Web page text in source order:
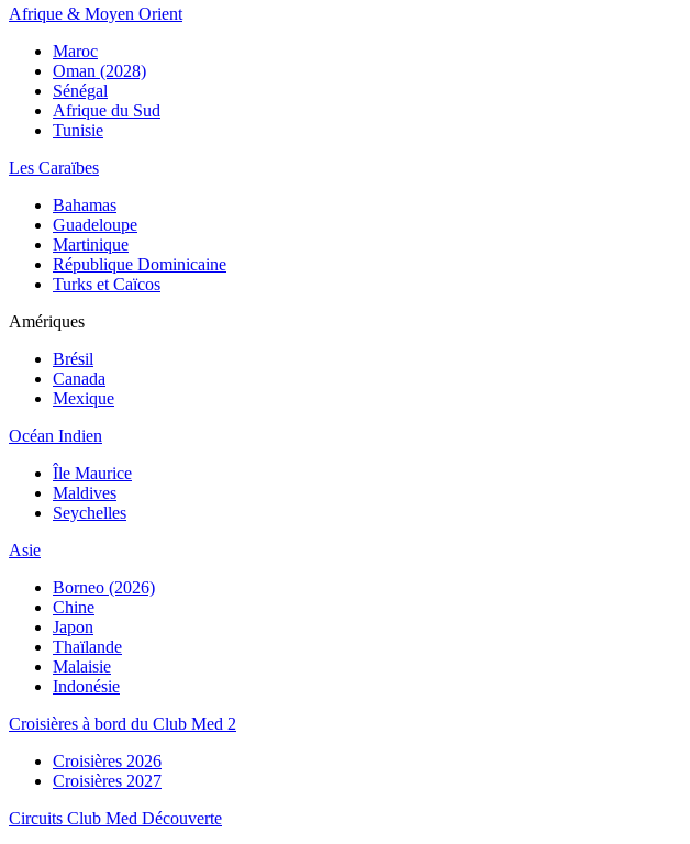
Afrique & Moyen Orient
Maroc
Oman (2028)
Sénégal
Afrique du Sud
Tunisie
Les Caraïbes
Bahamas
Guadeloupe
Martinique
République Dominicaine
Turks et Caïcos
Amériques
Brésil
Canada
Mexique
Océan Indien
Île Maurice
Maldives
Seychelles
Asie
Borneo (2026)
Chine
Japon
Thaïlande
Malaisie
Indonésie
Croisières à bord du Club Med 2
Croisières 2026
Croisières 2027
Circuits Club Med Découverte